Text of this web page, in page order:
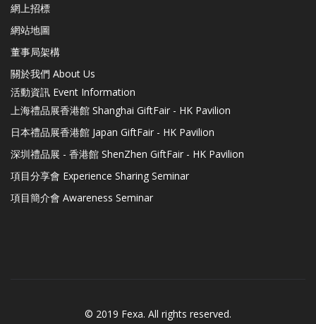
網上招標
網站地圖
董事局架構
關於我們 About Us
活動資訊 Event Information
上海禮品展香港館 Shanghai GiftFair - HK Pavilion
日本禮品展香港館 Japan GiftFair - HK Pavilion
深圳禮品展 - 香港館 ShenZhen GiftFair - HK Pavilion
項目分享會 Experience Sharing Seminar
項目簡介會 Awareness Seminar
© 2019 Fexa. All rights reserved.